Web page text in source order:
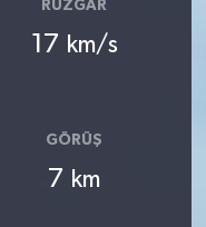
RÜZGAR
17 km/s
GÖRÜŞ
7 km